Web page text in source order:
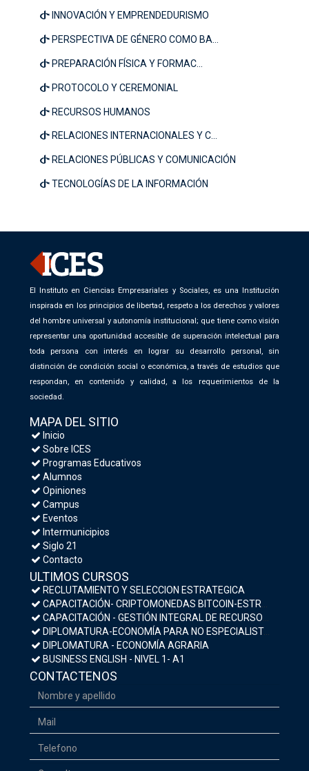
INNOVACIÓN Y EMPRENDEDURISMO
PERSPECTIVA DE GÉNERO COMO BA...
PREPARACIÓN FÍSICA Y FORMAC...
PROTOCOLO Y CEREMONIAL
RECURSOS HUMANOS
RELACIONES INTERNACIONALES Y C...
RELACIONES PÚBLICAS Y COMUNICACIÓN
TECNOLOGÍAS DE LA INFORMACIÓN
El Instituto en Ciencias Empresariales y Sociales, es una Institución
inspirada en los principios de libertad, respeto a los derechos y valores
del hombre universal y autonomía institucional; que tiene como visión
representar una oportunidad accesible de superación intelectual para
toda persona con interés en lograr su desarrollo personal, sin
distinción de condición social o económica, a través de estudios que
respondan, en contenido y calidad, a los requerimientos de la
sociedad.
MAPA DEL SITIO
Inicio
Sobre ICES
Programas Educativos
Alumnos
Opiniones
Campus
Eventos
Intermunicipios
Siglo 21
Contacto
ULTIMOS CURSOS
RECLUTAMIENTO Y SELECCION ESTRATEGICA
CAPACITACIÓN- CRIPTOMONEDAS BITCOIN-ESTRATEGIAS DE INVERSIÓN Y MEDIDAS DE SEGURIDAD
CAPACITACIÓN - GESTIÓN INTEGRAL DE RECURSOS HUMANOS
DIPLOMATURA-ECONOMÍA PARA NO ESPECIALISTAS- MACROECONOMÍA Y POLÍTICA ECONÓMICA
DIPLOMATURA - ECONOMÍA AGRARIA
BUSINESS ENGLISH - NIVEL 1- A1
CONTACTENOS